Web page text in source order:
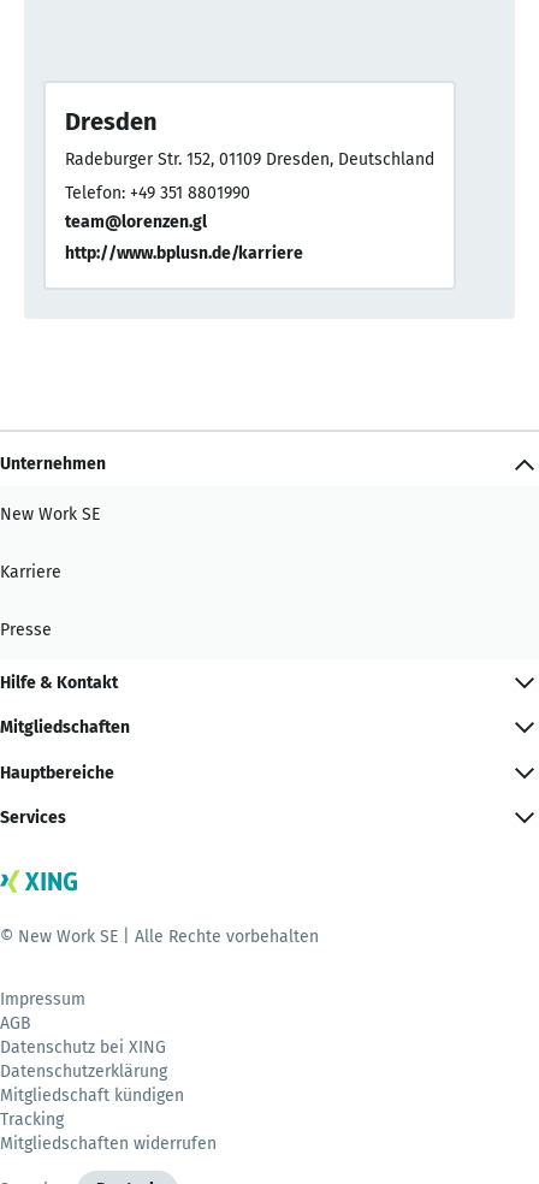
Dresden
Radeburger Str. 152, 01109 Dresden, Deutschland
Telefon: +49 351 8801990
team@lorenzen.gl
http://www.bplusn.de/karriere
Unternehmen
New Work SE
Karriere
Presse
Hilfe & Kontakt
Mitgliedschaften
Hauptbereiche
Services
© New Work SE | Alle Rechte vorbehalten
Impressum
AGB
Datenschutz bei XING
Datenschutzerklärung
Mitgliedschaft kündigen
Tracking
Mitgliedschaften widerrufen